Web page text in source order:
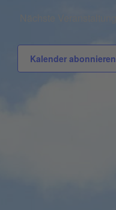
Kalender abonnieren